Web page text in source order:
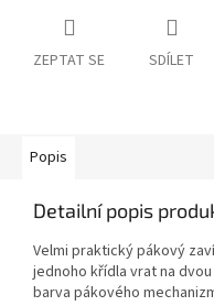
ZEPTAT SE SDÍLET
Popis
Detailní popis
Velmi praktický pákový
jednoho křídla vrat na
barva pákového